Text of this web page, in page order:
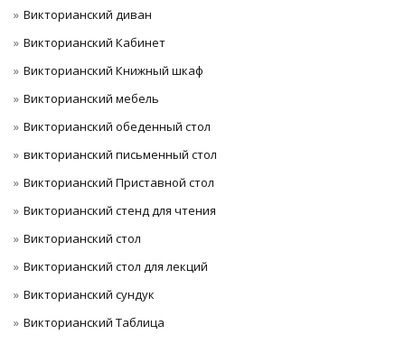
Викторианский диван
Викторианский Кабинет
Викторианский Книжный шкаф
Викторианский мебель
Викторианский обеденный стол
викторианский письменный стол
Викторианский Приставной стол
Викторианский стенд для чтения
Викторианский стол
Викторианский стол для лекций
Викторианский сундук
Викторианский Таблица